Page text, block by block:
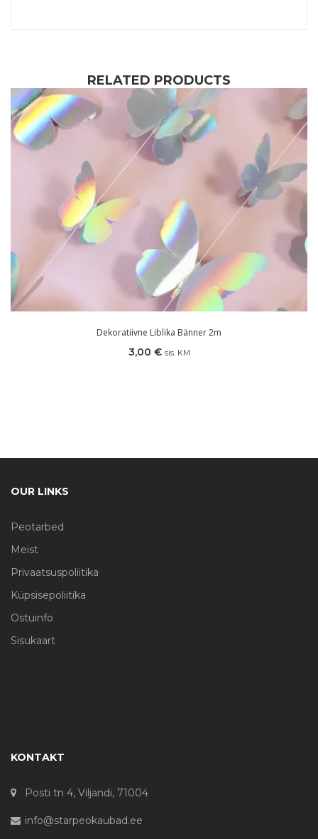
RELATED PRODUCTS
Dekoratiivne Liblika Bänner 2m
3,00 € sis. KM
OUR LINKS
Peotarbed
Meist
Privaatsuspoliitika
Küpsisepoliitika
Ostuinfo
Sisukaart
KONTAKT
Posti tn 4, Viljandi, 71004
info@starpeokaubad.ee